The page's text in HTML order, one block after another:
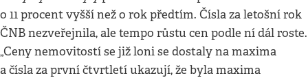
o 11 procent vyšší než o rok předtím. Čísla za letošní rok
ČNB nezveřejnila, ale tempo růstu cen podle ní dál roste.
„Ceny nemovitostí se již loni se dostaly na maxima
a čísla za první čtvrtletí ukazují, že byla maxima